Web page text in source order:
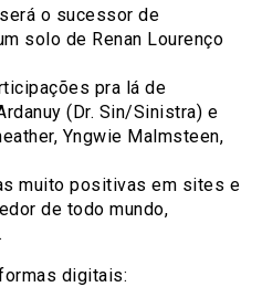
o sucessor de
solo de Renan Lourenço
pra lá de
(Dr. Sin/Sinistra) e
Yngwie Malmsteen,
muito positivas em sites e
de todo mundo,
digitais: